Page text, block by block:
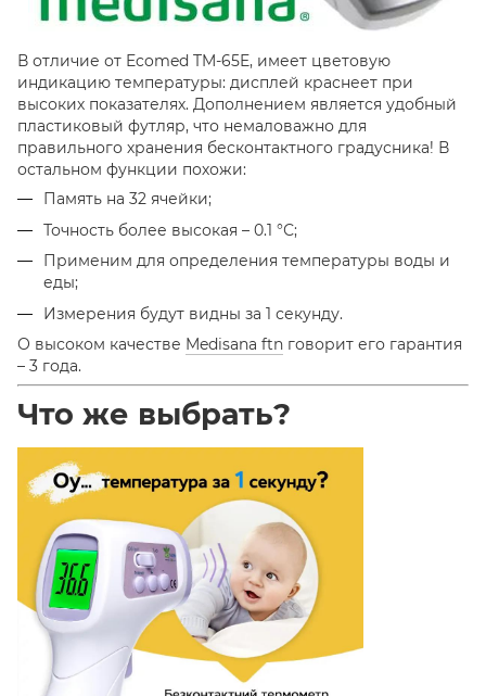
В отличие от Ecomed TM-65E, имеет цветовую
индикацию температуры: дисплей краснеет при
высоких показателях. Дополнением является удобный
пластиковый футляр, что немаловажно для
правильного хранения бесконтактного градусника! В
остальном функции похожи:
Память на 32 ячейки;
Точность более высокая – 0.1 °С;
Применим для определения температуры воды и
еды;
Измерения будут видны за 1 секунду.
О высоком качестве Medisana ftn говорит его гарантия
– 3 года.
Что же выбрать?